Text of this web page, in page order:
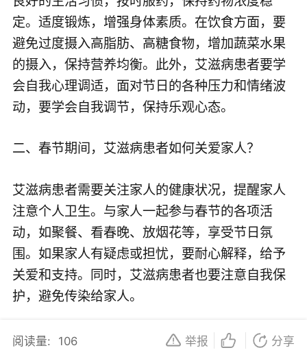
定。适度锻炼，增强身体素质。在饮食方面，要
避免过度摄入高脂肪、高糖食物，增加蔬菜水果
的摄入，保持营养均衡。此外，艾滋病患者要学
会自我心理调适，面对节日的各种压力和情绪波
动，要学会自我调节，保持乐观心态。
二、春节期间，艾滋病患者如何关爱家人？
艾滋病患者需要关注家人的健康状况，提醒家人
注意个人卫生。与家人一起参与春节的各项活
动，如聚餐、看春晚、放烟花等，享受节日氛
围。如果家人有疑虑或担忧，要耐心解释，给予
关爱和支持。同时，艾滋病患者也要注意自我保
护，避免传染给家人。
三、春节期间，艾滋病患者与家人的注意事项
阅读量: 106 举报 分享